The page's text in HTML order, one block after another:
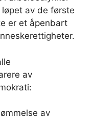
av de første
er et åpenbart
av
av